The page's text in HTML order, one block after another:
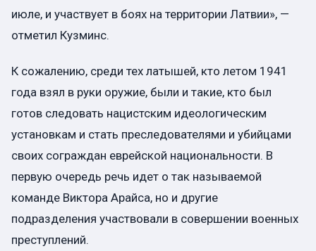
июле, и участвует в боях на территории Латвии», —
отметил Кузминс.
К сожалению, среди тех латышей, кто летом 1941
года взял в руки оружие, были и такие, кто был
готов следовать нацистским идеологическим
установкам и стать преследователями и убийцами
своих сограждан еврейской национальности. В
первую очередь речь идет о так называемой
команде Виктора Арайса, но и другие
подразделения участвовали в совершении военных
преступлений.